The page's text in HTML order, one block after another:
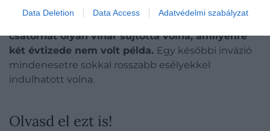
Data Deletion Data Access Adatvédelmi szabályzat
pedig megvetették a lábukat Franciaországban.
a partraszállást két héttel elhalasztják, a
csatornát olyan vihar sújtotta volna, amilyenre
két évtizede nem volt példa. Egy későbbi invázió
mindenesetre sokkal rosszabb esélyekkel
indulhatott volna.
Olvasd el ezt is!